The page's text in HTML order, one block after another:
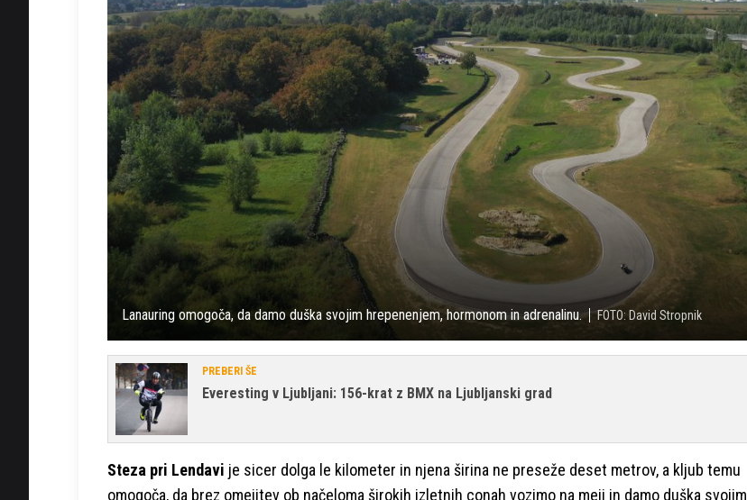
Lanauring omogoča, da damo duška svojim hrepenenjem, hormonom in adrenalinu. FOTO: David Stropnik
PREBERI ŠE
Everesting v Ljubljani: 156-krat z BMX na Ljubljanski grad
Steza pri Lendavi je sicer dolga le kilometer in njena širina ne preseže deset metrov, a kljub temu
omogoča, da brez omejitev ob načeloma širokih izletnih conah vozimo na meji in damo duška svojim